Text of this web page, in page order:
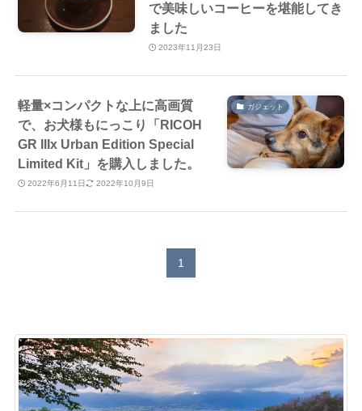
で美味しいコーヒーを堪能してき
ました
2023年11月23日
ガジェット
軽量×コンパクトな上に高画質
で、お犬様もにっこり「RICOH
GR IIIx Urban Edition Special
Limited Kit」を購入しました。
2022年6月11日 2022年10月9日
1